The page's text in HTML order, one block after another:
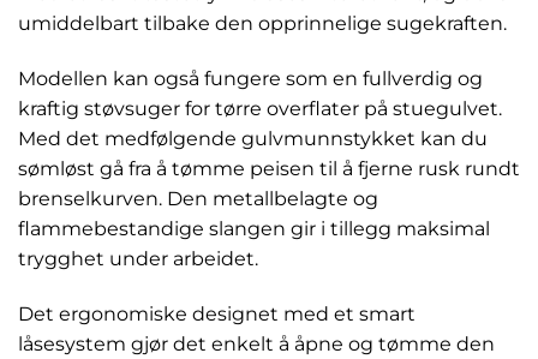
umiddelbart tilbake den opprinnelige sugekraften.
Modellen kan også fungere som en fullverdig og
kraftig støvsuger for tørre overflater på stuegulvet.
Med det medfølgende gulvmunnstykket kan du
sømløst gå fra å tømme peisen til å fjerne rusk rundt
brenselkurven. Den metallbelagte og
flammebestandige slangen gir i tillegg maksimal
trygghet under arbeidet.
Det ergonomiske designet med et smart
låsesystem gjør det enkelt å åpne og tømme den